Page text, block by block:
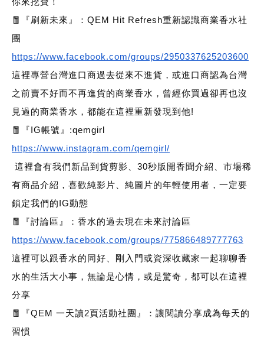
🧧『刷新未來』：QEM Hit Refresh重新認識商業香水社
團
https://www.facebook.com/groups/2950337625203600
這裡專營台灣進口商過去從來不進貨，或進口商認為台灣
之前賣不好而不再進貨的商業香水，曾經你買過卻再也沒
見過的商業香水，都能在這裡重新發現到他!
🧧『IG帳號』:qemgirl
https://www.instagram.com/qemgirl/
這裡會有我們新品到貨剪影、30秒版開香聞介紹、市場稀
有商品介紹，喜歡純影片、純圖片的年輕使用者，一定要
鎖定我們的IG動態
🧧『討論區』：香水的過去現在未來討論區
https://www.facebook.com/groups/775866489777763
這裡可以跟香水的同好、剛入門或資深收藏家一起聊聊香
水的生活大小事，無論是心情，或是驚奇，都可以在這裡
分享
🧧『QEM 一天讀2頁活動社團』：讓閱讀分享成為每天的
習慣